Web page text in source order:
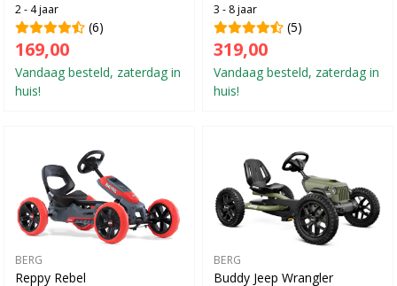
2 - 4 jaar
(6)
169,00
Vandaag besteld, zaterdag in
huis!
3 - 8 jaar
(5)
319,00
Vandaag besteld, zaterdag in
huis!
BERG
Reppy Rebel
BERG
Buddy Jeep Wrangler